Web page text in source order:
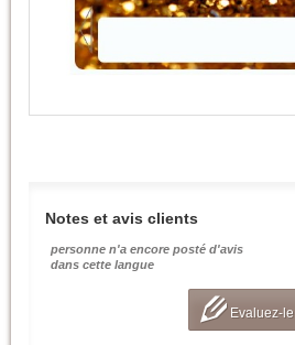
Notes et avis clients
personne n'a encore posté d'avis
dans cette langue
Evaluez-le